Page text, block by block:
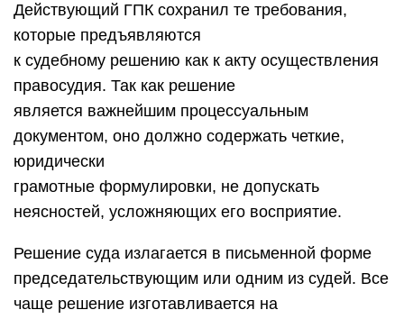
Действующий ГПК сохранил те требования,
которые предъявляются
к судебному решению как к акту осуществления
правосудия. Так как решение
является важнейшим процессуальным
документом, оно должно содержать четкие,
юридически
грамотные формулировки, не допускать
неясностей, усложняющих его восприятие.
Решение суда излагается в письменной форме
председательствующим или одним из судей. Все
чаще решение изготавливается на